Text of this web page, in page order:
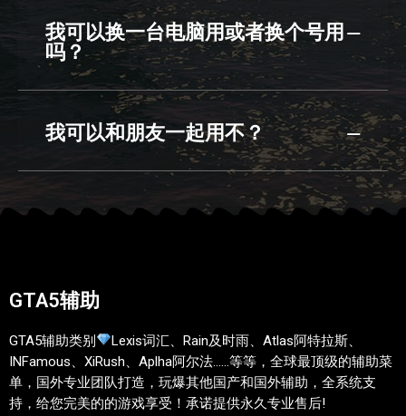
我可以换一台电脑用或者换个号用
吗？
我可以和朋友一起用不？
GTA5辅助
GTA5辅助类别
Lexis词汇、Rain及时雨、Atlas阿特拉斯、
INFamous、XiRush、Aplha阿尔法……等等，全球最顶级的辅助菜
单，国外专业团队打造，玩爆其他国产和国外辅助，全系统支
持，给您完美的的游戏享受！承诺提供永久专业售后!